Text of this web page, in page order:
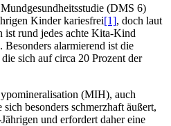
(DMS 6)
Kinder kariesfrei[1], doch laut
ist rund jedes achte Kita-Kind
. Besonders alarmierend ist die
sich auf circa 20 Prozent der
(MIH), auch
besonders schmerzhaft äußert,
und erfordert daher eine